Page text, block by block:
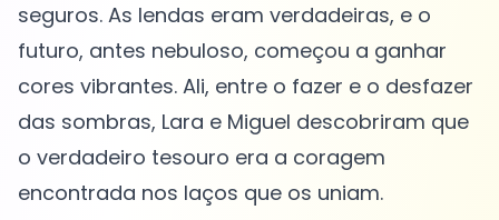
seguros. As lendas eram verdadeiras, e o
futuro, antes nebuloso, começou a ganhar
cores vibrantes. Ali, entre o fazer e o desfazer
das sombras, Lara e Miguel descobriram que
o verdadeiro tesouro era a coragem